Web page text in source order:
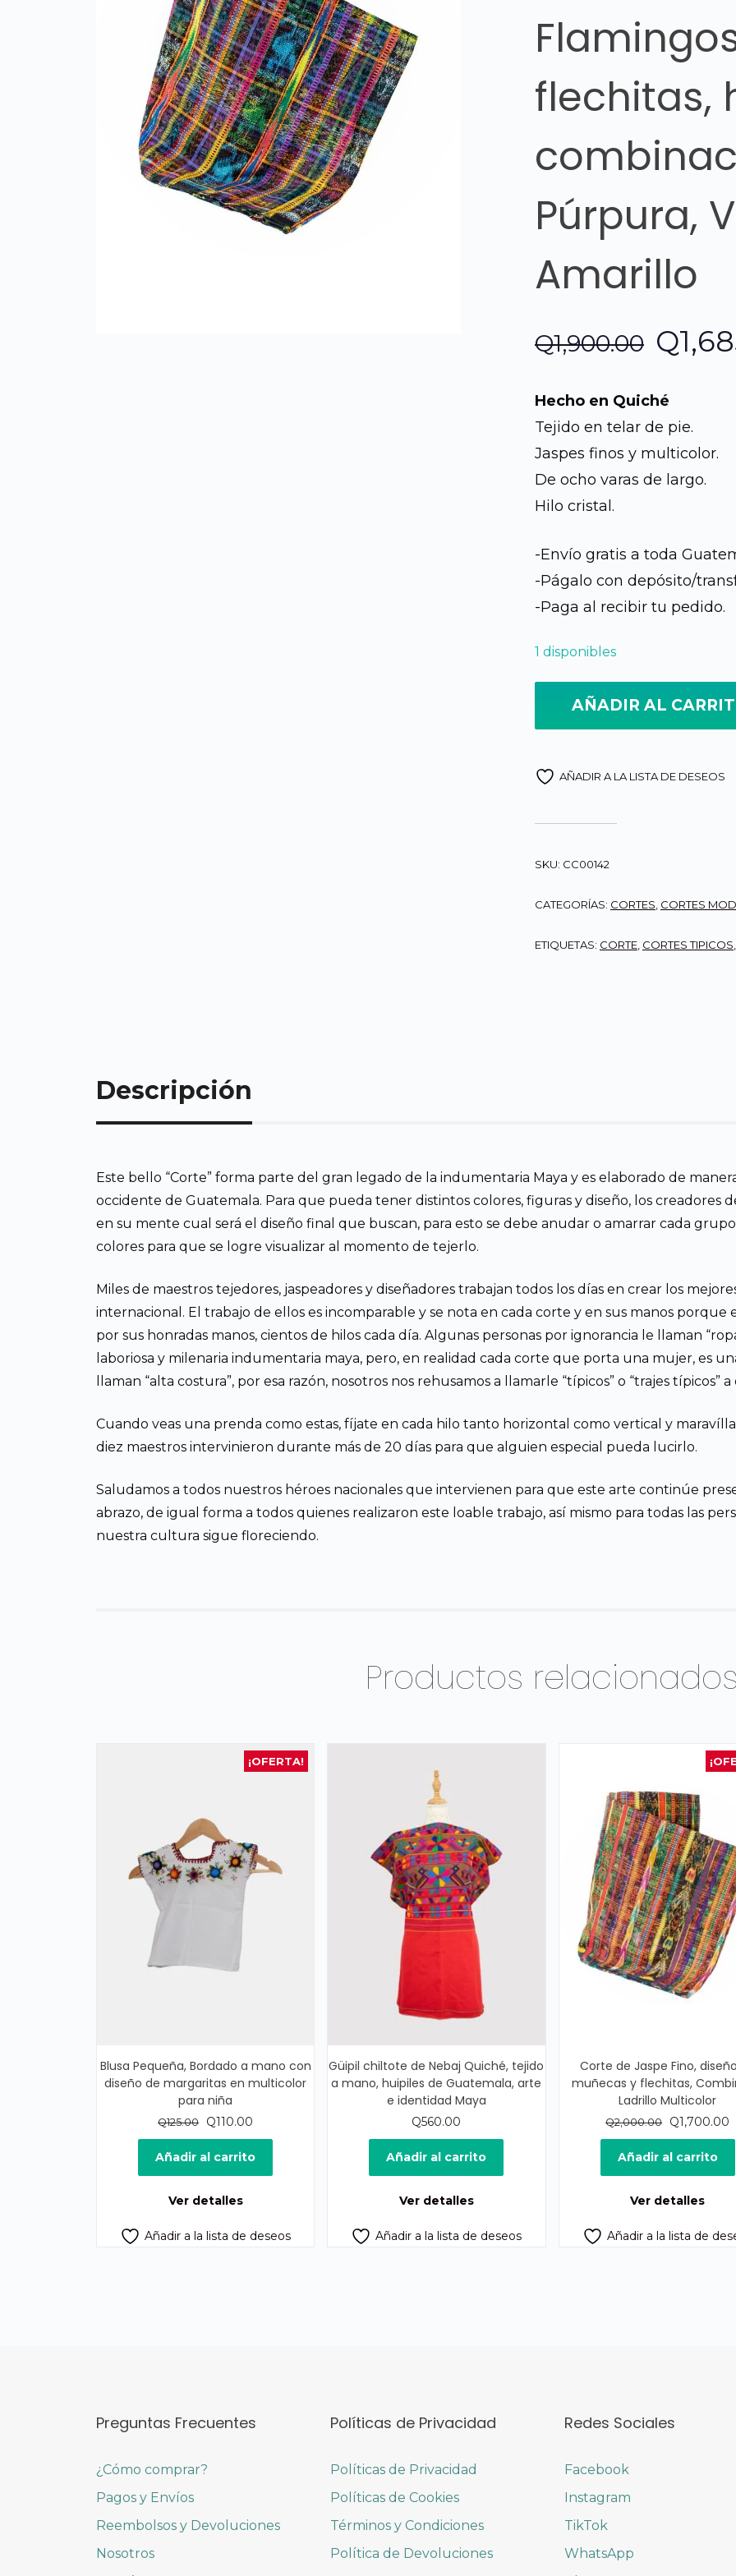
flechitas,
Púrpura,
Amarillo
Q1,900.00 El
era:
Q
Hecho en Quiché
Tejido en telar de pie.
Jaspes finos y multicolor.
De ocho varas de largo.
Hilo cristal.
-Envío gratis a toda
-Págalo con depósito/
-Paga al recibir tu pedido.
1 disponibles
AÑADIR AL
AÑADIR A LA LISTA DE DESEOS
SKU: CC00142
CATEGORÍAS: CORTES CORTES
ETIQUETAS: CORTE CORTES TIPICOS
Descripción
Este bello “Corte” forma parte del gran legado de la indumentaria Maya y es elaborado de
occidente de Guatemala. Para que pueda tener distintos colores, figuras y diseño, los creadores
en su mente cual será el diseño final que buscan, para esto se debe anudar o amarrar cada
colores para que se logre visualizar al momento de tejerlo.
Miles de maestros tejedores, jaspeadores y diseñadores trabajan todos los días en crear los
internacional. El trabajo de ellos es incomparable y se nota en cada corte y en sus manos
por sus honradas manos, cientos de hilos cada día. Algunas personas por ignorancia le llaman
laboriosa y milenaria indumentaria maya, pero, en realidad cada corte que porta una mujer, es
llaman “alta costura”, por esa razón, nosotros nos rehusamos a llamarle “típicos” o “trajes típicos”
Cuando veas una prenda como estas, fíjate en cada hilo tanto horizontal como vertical y
diez maestros intervinieron durante más de 20 días para que alguien especial pueda lucirlo.
Saludamos a todos nuestros héroes nacionales que intervienen para que este arte continúe
abrazo, de igual forma a todos quienes realizaron este loable trabajo, así mismo para todas las
nuestra cultura sigue floreciendo.
Productos relacionados
¡OFERTA!
Blusa Pequeña, Bordado a mano con
diseño de margaritas en multicolor
para niña
Q125.00
El
precio
original
era:
Q110.00
precio
actual
es:
Añadir al carrito
Ver detalles
Añadir a la lista de deseos
Güipil chiltote de Nebaj Quiché, tejido
a mano, huipiles de Guatemala, arte
e identidad Maya
Q560.00
Añadir al carrito
Ver detalles
Añadir a la lista de deseos
Corte de Jaspe Fino,
muñecas y flechitas,
Ladrillo Multicolor
Q2,000.00
El
precio
original
era:
Q1,700.00
Añadir al carrito
Ver detalles
Añadir a la lista de
Preguntas Frecuentes
¿Cómo comprar?
Pagos y Envíos
Reembolsos y Devoluciones
Nosotros
Políticas de Privacidad
Políticas de Privacidad
Políticas de Cookies
Términos y Condiciones
Política de Devoluciones
Redes Sociales
Facebook
Instagram
TikTok
WhatsApp